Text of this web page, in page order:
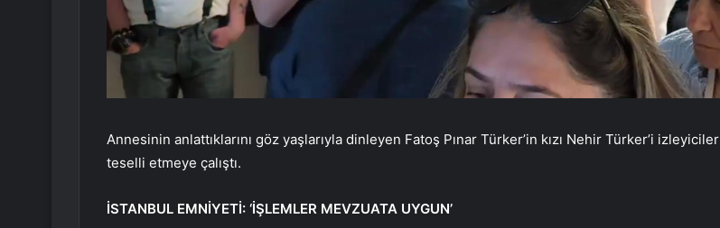
Annesinin anlattıklarını göz yaşlarıyla dinleyen Fatoş Pınar Türker’in kızı Nehir Türker’i izleyiciler
teselli etmeye çalıştı.
İSTANBUL EMNİYETİ: ‘İŞLEMLER MEVZUATA UYGUN’